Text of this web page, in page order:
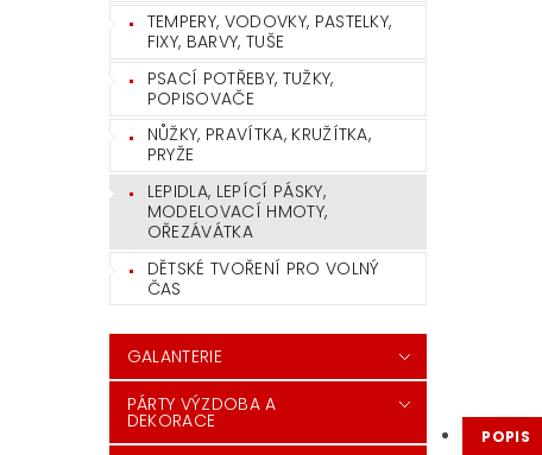
TEMPERY, VODOVKY, PASTELKY,
FIXY, BARVY, TUŠE
PSACÍ POTŘEBY, TUŽKY,
POPISOVAČE
NŮŽKY, PRAVÍTKA, KRUŽÍTKA,
PRYŽE
LEPIDLA, LEPÍCÍ PÁSKY,
MODELOVACÍ HMOTY,
OŘEZÁVÁTKA
DĚTSKÉ TVOŘENÍ PRO VOLNÝ
ČAS
GALANTERIE
PÁRTY VÝZDOBA A
DEKORACE
POPIS